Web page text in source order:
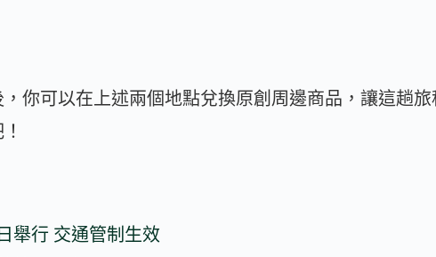
你可以在上述兩個地點兌換原創周邊商品，讓這趟
舉行 交通管制生效